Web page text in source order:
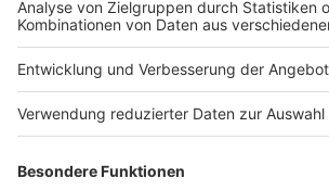
der sehr kurzfristig aufgesetzt ist,
Es zeigt sich schon, dass digitale
etabliert und bewehrt - dann auch
sind."
Autorin: Lisa Adams